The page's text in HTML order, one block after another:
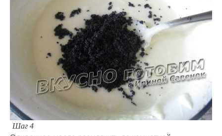
Шаг 4